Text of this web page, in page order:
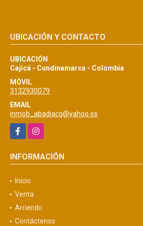
UBICACIÓN Y CONTACTO
UBICACIÓN
Cajicá - Cundinamarca - Colombia
MÓVIL
3132930079
EMAIL
inmob_abadiacg@yahoo.es
FacebookInstagram
INFORMACIÓN
Inicio
Venta
Arriendo
Contáctenos